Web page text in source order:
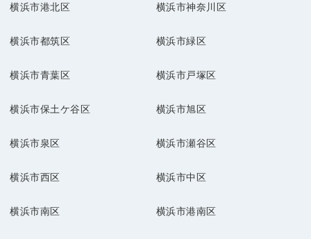
横浜市港北区 横浜市神奈川区
横浜市都筑区 横浜市緑区
横浜市青葉区 横浜市戸塚区
横浜市保土ケ谷区 横浜市旭区
横浜市泉区 横浜市瀬谷区
横浜市西区 横浜市中区
横浜市南区 横浜市港南区